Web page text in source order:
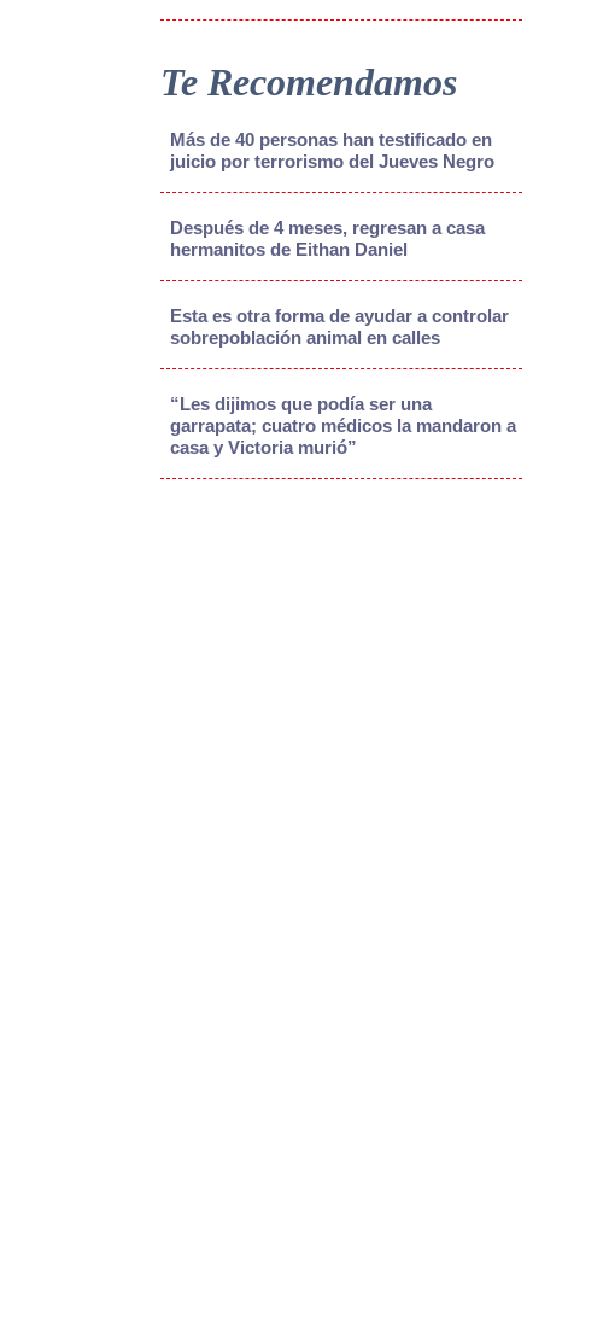
Te Recomendamos
Más de 40 personas han testificado en
juicio por terrorismo del Jueves Negro
Después de 4 meses, regresan a casa
hermanitos de Eithan Daniel
Esta es otra forma de ayudar a controlar
sobrepoblación animal en calles
“Les dijimos que podía ser una
garrapata; cuatro médicos la mandaron a
casa y Victoria murió”